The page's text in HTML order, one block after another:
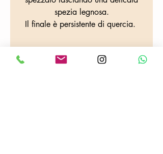
spezia legnosa.
Il finale è persistente di quercia.